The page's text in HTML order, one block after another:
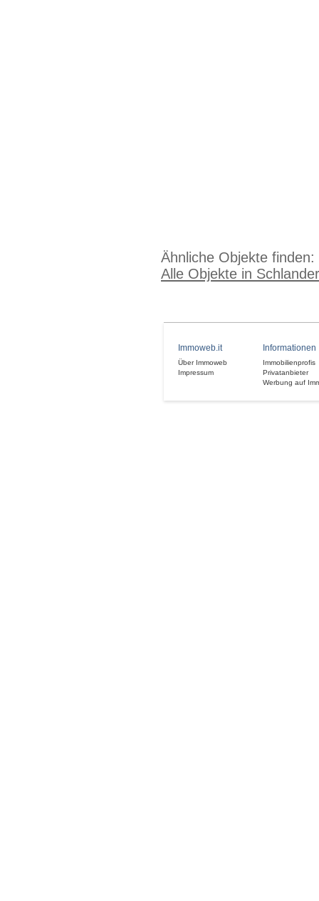
Ähnliche Objekte finden:
Alle Objekte in
Immoweb.it
Über Immoweb
Impressum
Informationen
Immobilienprofis
Privatanbieter
Werbung auf